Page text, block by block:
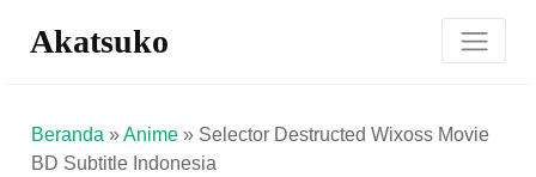
Akatsuko
Beranda »Anime » Selector Destructed Wixoss Movie
BD Subtitle Indonesia